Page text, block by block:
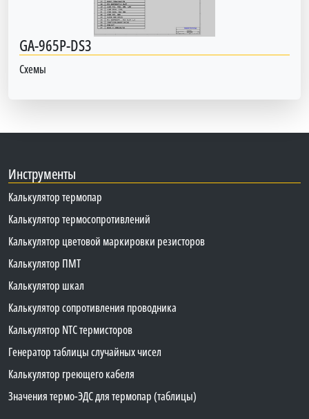
GA-965P-DS3
Схемы
Инструменты
Калькулятор термопар
Калькулятор термосопротивлений
Калькулятор цветовой маркировки резисторов
Калькулятор ПМТ
Калькулятор шкал
Калькулятор сопротивления проводника
Калькулятор NTC термисторов
Генератор таблицы случайных чисел
Калькулятор греющего кабеля
Значения термо-ЭДС для термопар (таблицы)